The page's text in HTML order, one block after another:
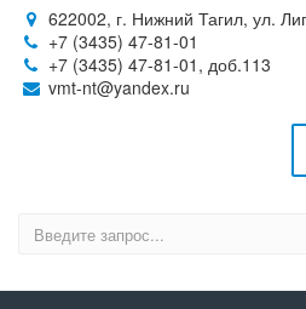
622002, г. Нижний Тагил, ул.
+7 (3435) 47-81-01
+7 (3435) 47-81-01, доб.113
vmt-nt@yandex.ru